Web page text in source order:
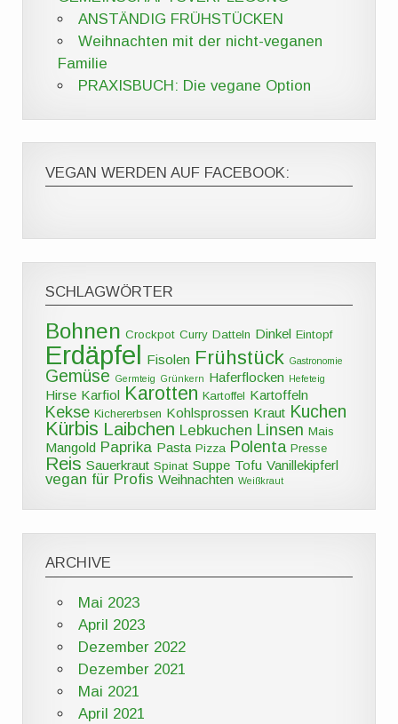
ANSTÄNDIG FRÜHSTÜCKEN
Weihnachten mit der nicht-veganen
Familie
PRAXISBUCH: Die vegane Option
VEGAN WERDEN AUF FACEBOOK:
SCHLAGWÖRTER
Bohnen Crockpot Curry Datteln Dinkel Eintopf
Erdäpfel Fisolen Frühstück Gastronomie
Gemüse Germteig Grünkern Haferflocken Hefeteig
Hirse Karfiol Karotten Kartoffel Kartoffeln
Kekse Kichererbsen Kohlsprossen Kraut Kuchen
Kürbis Laibchen Lebkuchen Linsen Mais
Mangold Paprika Pasta Pizza Polenta Presse
Reis Sauerkraut Spinat Suppe Tofu Vanillekipferl
vegan für Profis Weihnachten Weißkraut
ARCHIVE
Mai 2023
April 2023
Dezember 2022
Dezember 2021
Mai 2021
April 2021